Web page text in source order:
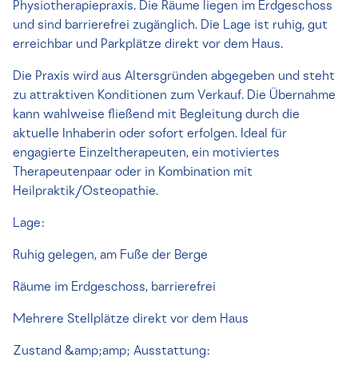
Physiotherapiepraxis. Die Räume liegen im Erdgeschoss
und sind barrierefrei zugänglich. Die Lage ist ruhig, gut
erreichbar und Parkplätze direkt vor dem Haus.
Die Praxis wird aus Altersgründen abgegeben und steht
zu attraktiven Konditionen zum Verkauf. Die Übernahme
kann wahlweise fließend mit Begleitung durch die
aktuelle Inhaberin oder sofort erfolgen. Ideal für
engagierte Einzeltherapeuten, ein motiviertes
Therapeutenpaar oder in Kombination mit
Heilpraktik/Osteopathie.
Lage:
Ruhig gelegen, am Fuße der Berge
Räume im Erdgeschoss, barrierefrei
Mehrere Stellplätze direkt vor dem Haus
Zustand &amp;amp; Ausstattung: